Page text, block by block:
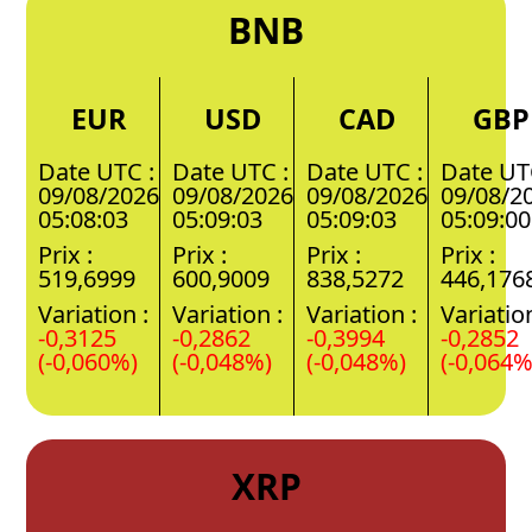
BNB
EUR
Date UTC :
09/08/2026
05:08:03
Prix :
519,6999
Variation :
-0,3125
(-0,060%)
USD
Date UTC :
09/08/2026
05:09:03
Prix :
600,9009
Variation :
-0,2862
(-0,048%)
CAD
Date UTC :
09/08/2026
05:09:03
Prix :
838,5272
Variation :
-0,3994
(-0,048%)
GBP
Date
09/08/
05:09:00
Prix :
-0,2852
(-
XRP